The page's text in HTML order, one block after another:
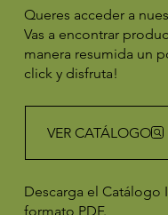
Queres acceder a
Vas a encontrar
manera resumida un
click y disfruta!
VER CATÁLOGO
Descarga el Catálogo
formato PDF.